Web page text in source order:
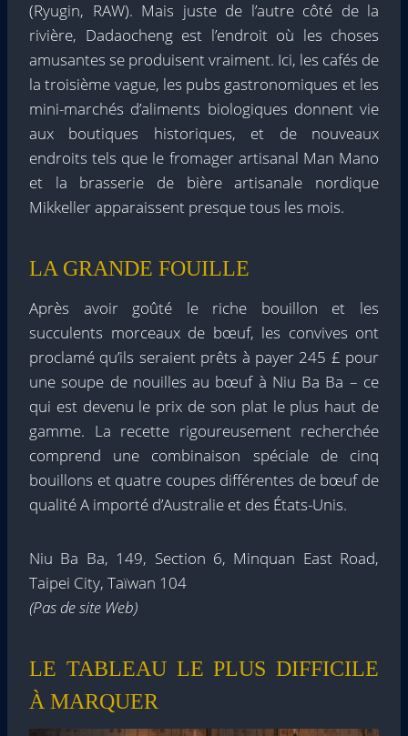
(Ryugin, RAW). Mais juste de l’autre côté de la
rivière, Dadaocheng est l’endroit où les choses
amusantes se produisent vraiment. Ici, les cafés de
la troisième vague, les pubs gastronomiques et les
mini-marchés d’aliments biologiques donnent vie
aux boutiques historiques, et de nouveaux
endroits tels que le fromager artisanal Man Mano
et la brasserie de bière artisanale nordique
Mikkeller apparaissent presque tous les mois.
LA GRANDE FOUILLE
Après avoir goûté le riche bouillon et les
succulents morceaux de bœuf, les convives ont
proclamé qu’ils seraient prêts à payer 245 £ pour
une soupe de nouilles au bœuf à Niu Ba Ba – ce
qui est devenu le prix de son plat le plus haut de
gamme. La recette rigoureusement recherchée
comprend une combinaison spéciale de cinq
bouillons et quatre coupes différentes de bœuf de
qualité A importé d’Australie et des États-Unis.
Niu Ba Ba, 149, Section 6, Minquan East Road,
Taipei City, Taïwan 104
(Pas de site Web)
LE TABLEAU LE PLUS DIFFICILE
À MARQUER